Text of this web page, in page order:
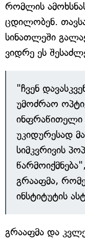
რომლის
ცდილობენ.
სინათლეში
ვიდრე ეს
"ჩვენ
უმოძრაო
ინფრაწითელი
უკიდურესად
სიმკვრივის
გრააფმა,
ინსტიტუტის
გრააფმა და